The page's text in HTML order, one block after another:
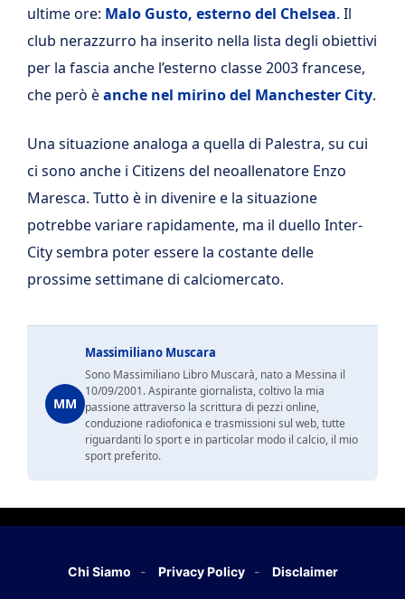
ultime ore: Malo Gusto, esterno del Chelsea. Il
club nerazzurro ha inserito nella lista degli obiettivi
per la fascia anche l’esterno classe 2003 francese,
che però èanche nel mirino del Manchester City.
Una situazione analoga a quella di Palestra, su cui
ci sono anche i Citizens del neoallenatore Enzo
Maresca. Tutto è in divenire e la situazione
potrebbe variare rapidamente, ma il duello Inter-
City sembra poter essere la costante delle
prossime settimane di calciomercato.
MM
Massimiliano Muscara
Sono Massimiliano Libro Muscarà, nato a Messina il
10/09/2001. Aspirante giornalista, coltivo la mia
passione attraverso la scrittura di pezzi online,
conduzione radiofonica e trasmissioni sul web, tutte
riguardanti lo sport e in particolar modo il calcio, il mio
sport preferito.
Chi Siamo Privacy Policy Disclaimer